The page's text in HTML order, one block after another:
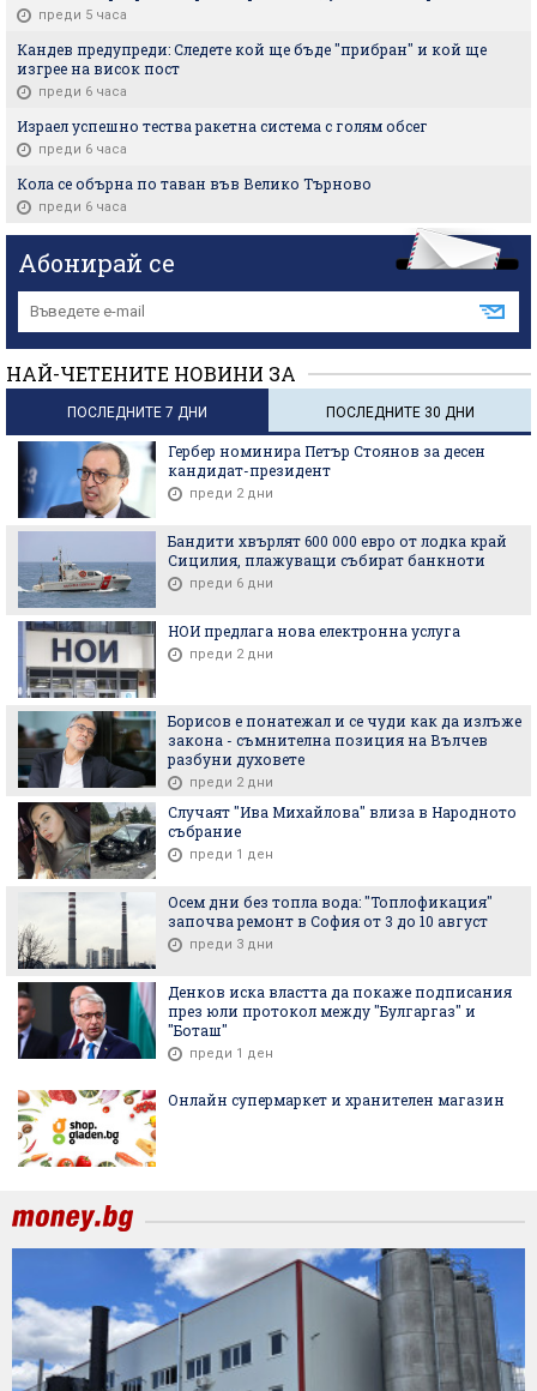
преди 5 часа
Кандев предупреди: Следете кой ще бъде "прибран" и кой ще
изгрее на висок пост
преди 6 часа
Израел успешно тества ракетна система с голям обсег
преди 6 часа
Кола се обърна по таван във Велико Търново
преди 6 часа
Абонирай се
НАЙ-ЧЕТЕНИТЕ НОВИНИ ЗА
ПОСЛЕДНИТЕ 7 ДНИ ПОСЛЕДНИТЕ 30 ДНИ
Гербер номинира Петър Стоянов за десен
кандидат-президент
преди 2 дни
Бандити хвърлят 600 000 евро от лодка край
Сицилия, плажуващи събират банкноти
преди 6 дни
НОИ предлага нова електронна услуга
преди 2 дни
Борисов е понатежал и се чуди как да излъже
закона - съмнителна позиция на Вълчев
разбуни духовете
преди 2 дни
Случаят "Ива Михайлова" влиза в Народното
събрание
преди 1 ден
Осем дни без топла вода: "Топлофикация"
започва ремонт в София от 3 до 10 август
преди 3 дни
Денков иска властта да покаже подписания
през юли протокол между "Булгаргаз" и
"Боташ"
преди 1 ден
Онлайн супермаркет и хранителен магазин